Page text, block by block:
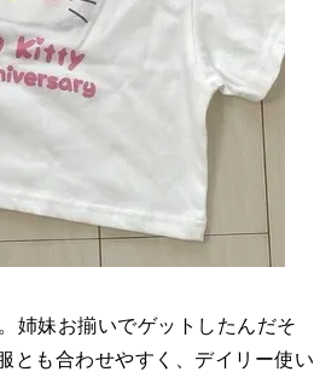
姉妹お揃いでゲットしたんだそ
とも合わせやすく、デイリー使い